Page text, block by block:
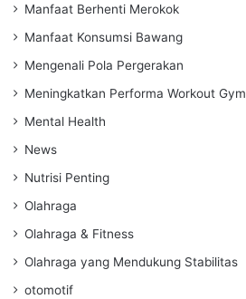
Manfaat Berhenti Merokok
Manfaat Konsumsi Bawang
Mengenali Pola Pergerakan
Meningkatkan Performa Workout Gym
Mental Health
News
Nutrisi Penting
Olahraga
Olahraga & Fitness
Olahraga yang Mendukung Stabilitas
otomotif